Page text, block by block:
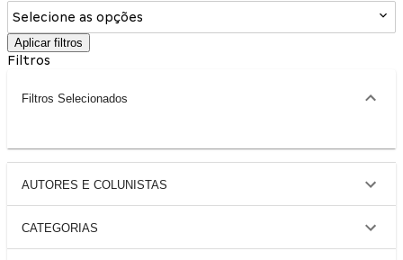
Selecione as opções
Aplicar filtros
Filtros
Filtros Selecionados
AUTORES E COLUNISTAS
CATEGORIAS